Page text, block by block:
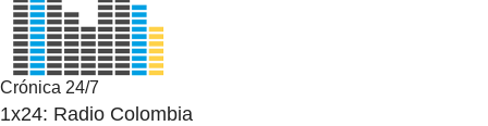
Crónica 24/7
1x24: Radio Colombia